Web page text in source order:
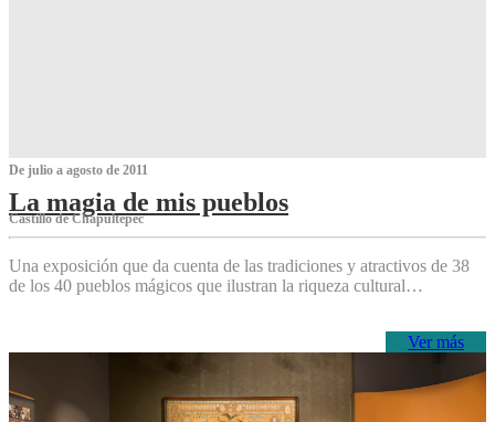
De julio a agosto de 2011
La magia de mis pueblos
Castillo de Chapultepec
Una exposición que da cuenta de las tradiciones y atractivos de 38
de los 40 pueblos mágicos que ilustran la riqueza cultural…
Ver más